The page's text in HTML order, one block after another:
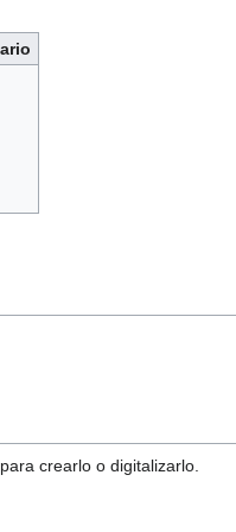
crearlo o digitalizarlo.